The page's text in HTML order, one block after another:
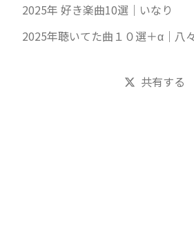
2025年 好き楽曲10選｜いなり
2025年聴いてた曲１０選＋α｜八
共有する